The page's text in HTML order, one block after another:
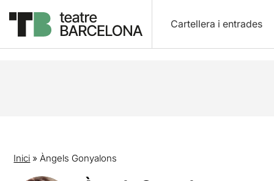
Cartellera i entrades
Inici »Àngels Gonyalons